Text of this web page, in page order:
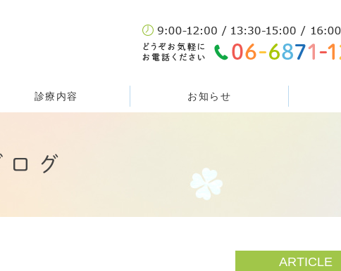
診療内容 お知らせ
ログ
ARTICLE